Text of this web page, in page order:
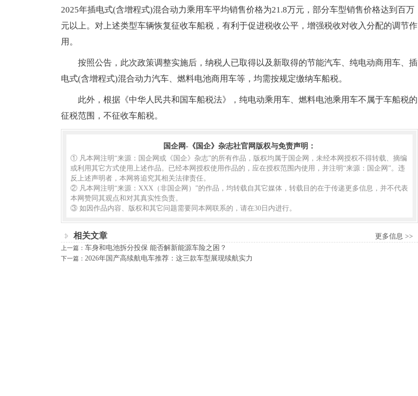
2025年插电式(含增程式)混合动力乘用车平均销售价格为21.8万元，部分车型销售价格达到百万
元以上。对上述类型车辆恢复征收车船税，有利于促进税收公平，增强税收对收入分配的调节作
用。
按照公告，此次政策调整实施后，纳税人已取得以及新取得的节能汽车、纯电动商用车、插
电式(含增程式)混合动力汽车、燃料电池商用车等，均需按规定缴纳车船税。
此外，根据《中华人民共和国车船税法》，纯电动乘用车、燃料电池乘用车不属于车船税的
征税范围，不征收车船税。
国企网-《国企》杂志社官网版权与免责声明：
① 凡本网注明“来源：国企网或《国企》杂志”的所有作品，版权均属于国企网，未经本网授权不得转载、摘编
或利用其它方式使用上述作品。已经本网授权使用作品的，应在授权范围内使用，并注明“来源：国企网”。违
反上述声明者，本网将追究其相关法律责任。
② 凡本网注明“来源：XXX（非国企网）”的作品，均转载自其它媒体，转载目的在于传递更多信息，并不代表
本网赞同其观点和对其真实性负责。
③ 如因作品内容、版权和其它问题需要同本网联系的，请在30日内进行。
更多信息 >>
相关文章
上一篇： 车身和电池拆分投保 能否解新能源车险之困？
下一篇： 2026年国产高续航电车推荐：这三款车型展现续航实力